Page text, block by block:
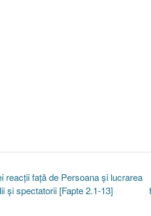
reacţii faţă de Persoana şi lucrarea
şi spectatorii [Fapte 2.1-13]